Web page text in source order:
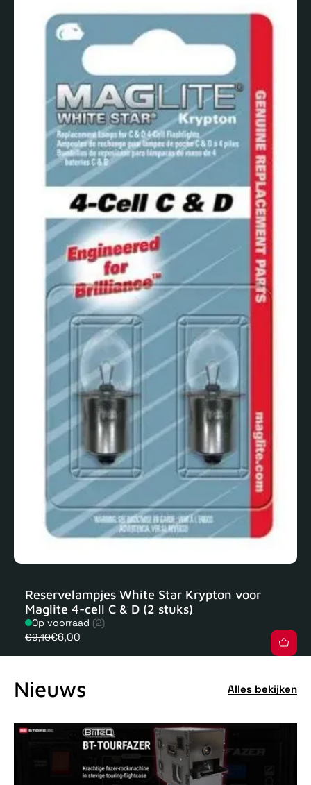
Reservelampjes White Star Krypton voor
Maglite 4-cell C & D (2 stuks)
Op voorraad (2)
€9,10€6,00
Nieuws Alles bekijken